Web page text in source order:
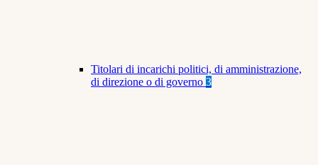
Titolari di incarichi politici, di amministrazione,
di direzione o di governo 3